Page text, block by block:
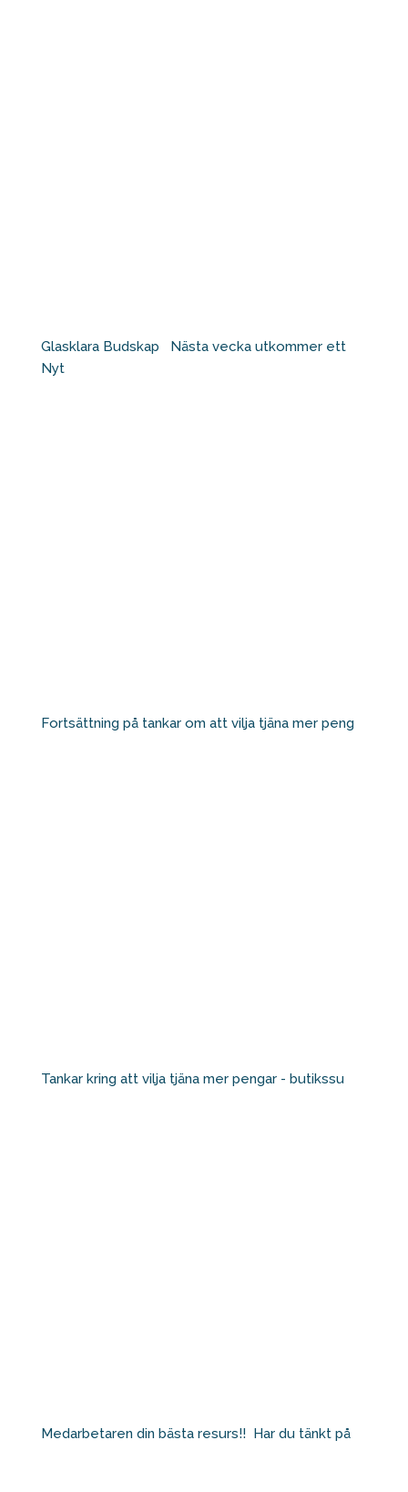
Glasklara Budskap ⁠ ⁠ Nästa vecka utkommer ett
Nyt
Fortsättning på tankar om att vilja tjäna mer peng
Tankar kring att vilja tjäna mer pengar - butikssu
Medarbetaren din bästa resurs!!⁠ ⁠ Har du tänkt på